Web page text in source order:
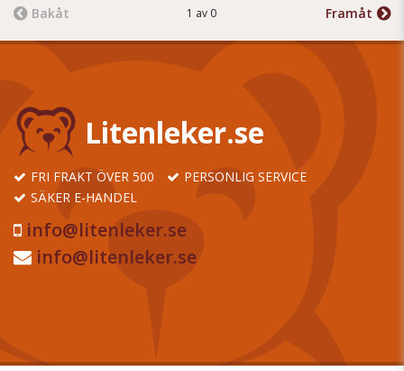
Bakåt 1 av 0 Framåt
Litenleker.se
FRI FRAKT ÖVER 500
PERSONLIG SERVICE
SÄKER E-HANDEL
info@litenleker.se
info@litenleker.se